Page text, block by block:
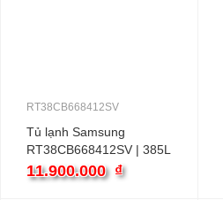
RT38CB668412SV
Tủ lạnh Samsung
RT38CB668412SV | 385L
2 cánh inverter
11.900.000 ₫